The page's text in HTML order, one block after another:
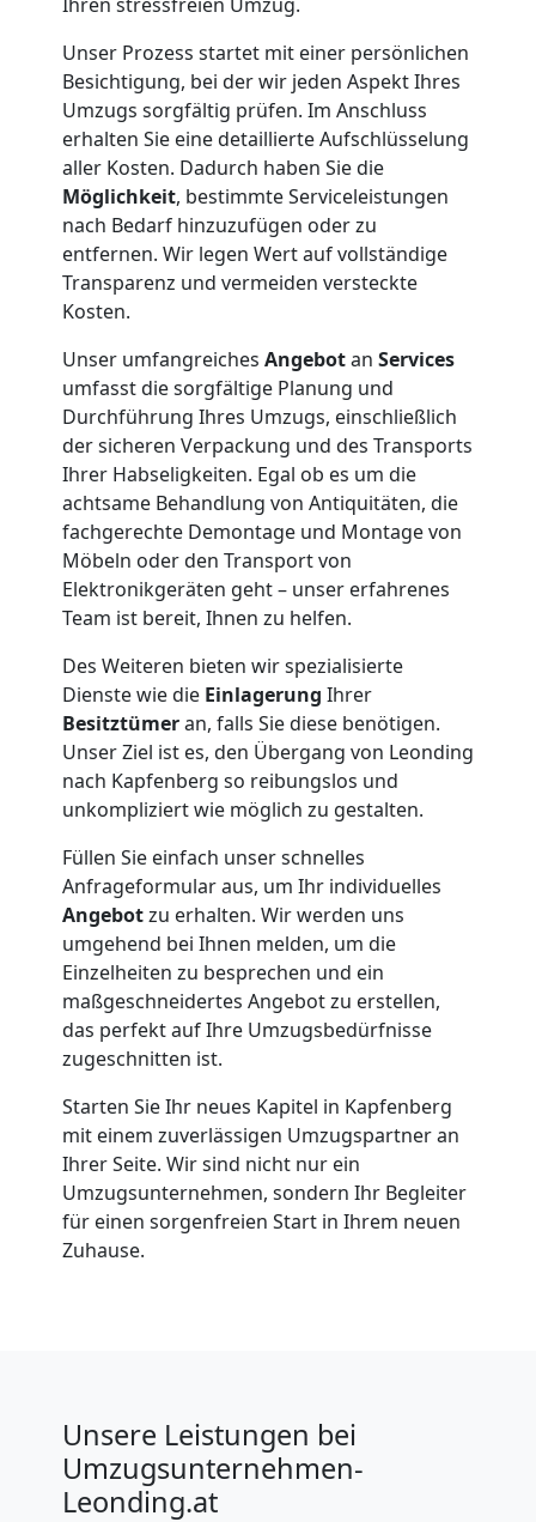
Unser Prozess startet mit einer persönlichen
Besichtigung, bei der wir jeden Aspekt Ihres
Umzugs sorgfältig prüfen. Im Anschluss
erhalten Sie eine detaillierte Aufschlüsselung
aller Kosten. Dadurch haben Sie die
Möglichkeit, bestimmte Serviceleistungen
nach Bedarf hinzuzufügen oder zu
entfernen. Wir legen Wert auf vollständige
Transparenz und vermeiden versteckte
Kosten.
Unser umfangreiches Angebotan Services
umfasst die sorgfältige Planung und
Durchführung Ihres Umzugs, einschließlich
der sicheren Verpackung und des Transports
Ihrer Habseligkeiten. Egal ob es um die
achtsame Behandlung von Antiquitäten, die
fachgerechte Demontage und Montage von
Möbeln oder den Transport von
Elektronikgeräten geht – unser erfahrenes
Team ist bereit, Ihnen zu helfen.
Des Weiteren bieten wir spezialisierte
Dienste wie die Einlagerung Ihrer
Besitztümeran, falls Sie diese benötigen.
Unser Ziel ist es, den Übergang von Leonding
nach Kapfenberg so reibungslos und
unkompliziert wie möglich zu gestalten.
Füllen Sie einfach unser schnelles
Anfrageformular aus, um Ihr individuelles
Angebotzu erhalten. Wir werden uns
umgehend bei Ihnen melden, um die
Einzelheiten zu besprechen und ein
maßgeschneidertes Angebot zu erstellen,
das perfekt auf Ihre Umzugsbedürfnisse
zugeschnitten ist.
Starten Sie Ihr neues Kapitel in Kapfenberg
mit einem zuverlässigen Umzugspartner an
Ihrer Seite. Wir sind nicht nur ein
Umzugsunternehmen, sondern Ihr Begleiter
für einen sorgenfreien Start in Ihrem neuen
Zuhause.
Unsere Leistungen bei
Umzugsunternehmen-
Leonding.at